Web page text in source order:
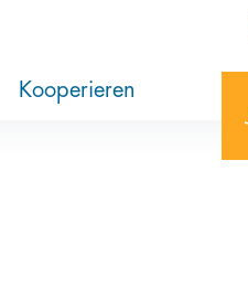
Kooperieren